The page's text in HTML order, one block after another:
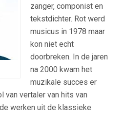
zanger, componist en
tekstdichter. Rot werd
musicus in 1978 maar
kon niet echt
doorbreken. In de jaren
na 2000 kwam het
muzikale succes er
van vertaler van hits van
werken uit de klassieke